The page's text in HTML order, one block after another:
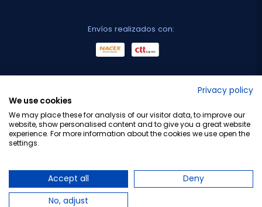
Envíos realizados con:
Privacy policy
We use cookies
We may place these for analysis of our visitor data, to improve our
website, show personalised content and to give you a great website
experience. For more information about the cookies we use open the
settings.
Accept all
Deny
No, adjust